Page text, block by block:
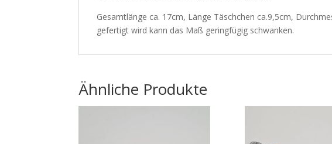
Gesamtlänge ca. 17cm, Länge Täschchen ca.9,5cm,
gefertigt wird kann das Maß geringfügig schwanken.
Ähnliche Produkte